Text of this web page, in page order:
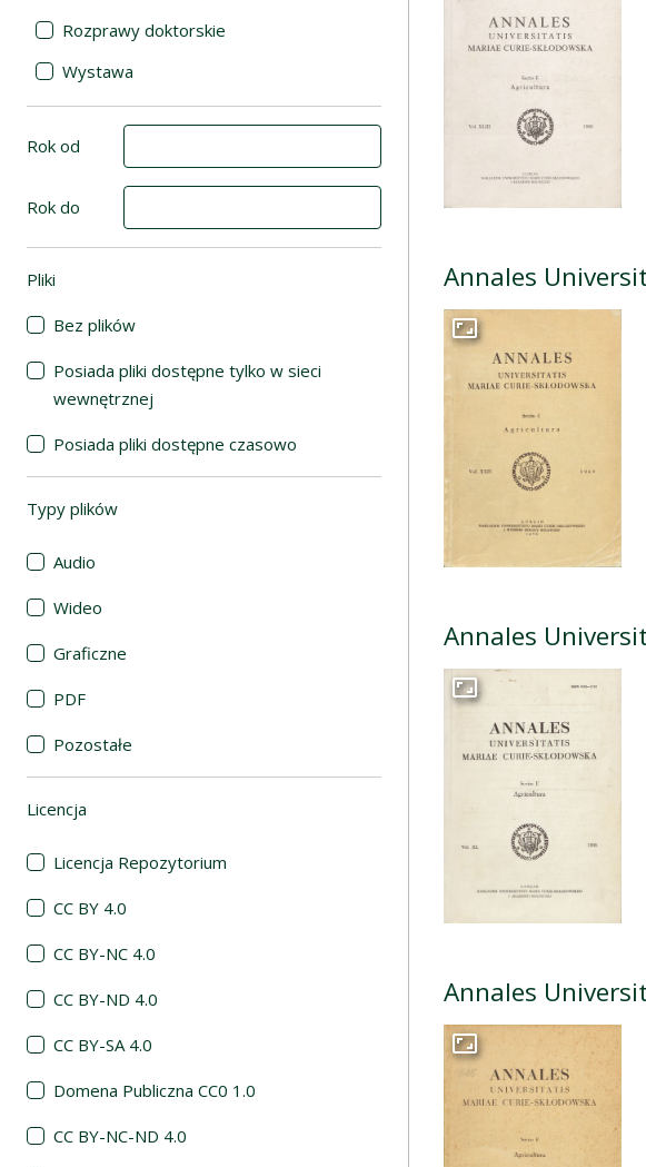
Rozprawy doktorskie
Wystawa
Rok od
Rok do
Pliki
Bez plików
Posiada pliki dostępne tylko w sieci
wewnętrznej
Posiada pliki dostępne czasowo
Typy plików
Audio
Wideo
Graficzne
PDF
Pozostałe
Licencja
Licencja Repozytorium
CC BY 4.0
CC BY-NC 4.0
CC BY-ND 4.0
CC BY-SA 4.0
Domena Publiczna CC0 1.0
CC BY-NC-ND 4.0
Annales
Przejdź do zbioru
Annales
Przejdź do zbioru
Annales
Przejdź do zbioru